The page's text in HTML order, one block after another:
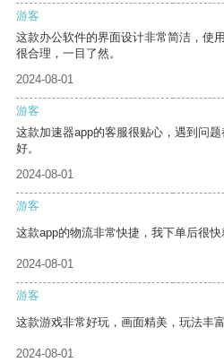
游客
这款办公软件的界面设计非常简洁，使
很合理，一目了然。
2024-08-01
游客
这款加速器app的客服很贴心，遇到问
好。
2024-08-01
游客
这款app的物流非常快捷，我下单后很快
2024-08-01
游客
这款游戏非常好玩，画面精美，玩法丰富
2024-08-01